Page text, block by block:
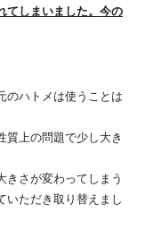
てしまいました。今の
のハトメは使うことは
質上の問題で少し大き
さが変わってしまう
いただき取り替えまし